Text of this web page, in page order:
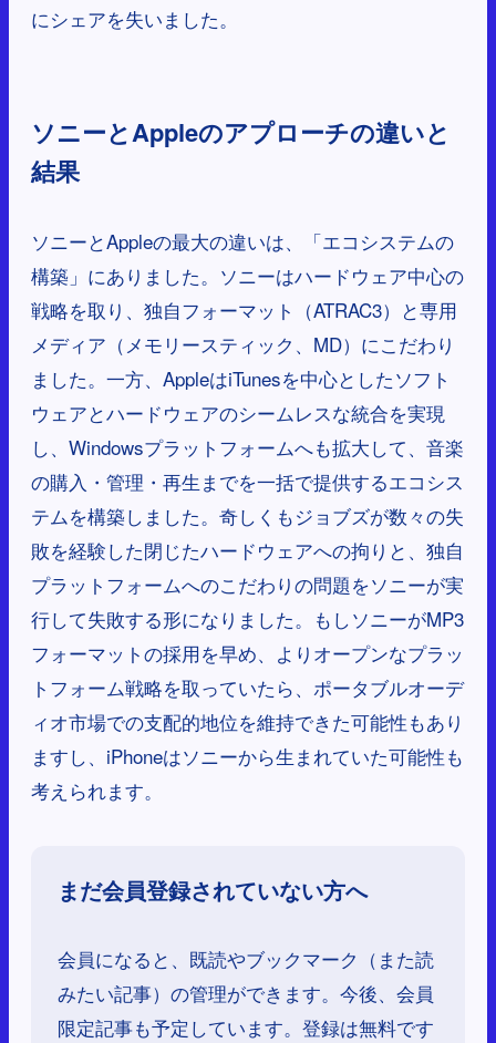
にシェアを失いました。
ソニーとAppleのアプローチの違いと
結果
ソニーとAppleの最大の違いは、「エコシステムの
構築」にありました。ソニーはハードウェア中心の
戦略を取り、独自フォーマット（ATRAC3）と専用
メディア（メモリースティック、MD）にこだわり
ました。一方、AppleはiTunesを中心としたソフト
ウェアとハードウェアのシームレスな統合を実現
し、Windowsプラットフォームへも拡大して、音楽
の購入・管理・再生までを一括で提供するエコシス
テムを構築しました。奇しくもジョブズが数々の失
敗を経験した閉じたハードウェアへの拘りと、独自
プラットフォームへのこだわりの問題をソニーが実
行して失敗する形になりました。もしソニーがMP3
フォーマットの採用を早め、よりオープンなプラッ
トフォーム戦略を取っていたら、ポータブルオーデ
ィオ市場での支配的地位を維持できた可能性もあり
ますし、iPhoneはソニーから生まれていた可能性も
考えられます。
まだ会員登録されていない方へ
会員になると、既読やブックマーク（また読
みたい記事）の管理ができます。今後、会員
限定記事も予定しています。登録は無料です